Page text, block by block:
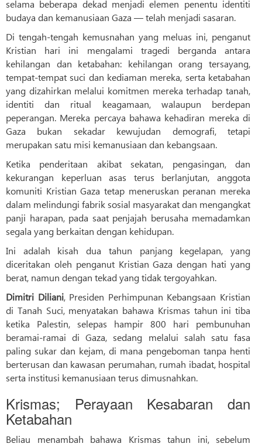
selama beberapa dekad menjadi elemen penentu identiti
budaya dan kemanusiaan Gaza — telah menjadi sasaran.
Di tengah-tengah kemusnahan yang meluas ini, penganut
Kristian hari ini mengalami tragedi berganda antara
kehilangan dan ketabahan: kehilangan orang tersayang,
tempat-tempat suci dan kediaman mereka, serta ketabahan
yang dizahirkan melalui komitmen mereka terhadap tanah,
identiti dan ritual keagamaan, walaupun berdepan
peperangan. Mereka percaya bahawa kehadiran mereka di
Gaza bukan sekadar kewujudan demografi, tetapi
merupakan satu misi kemanusiaan dan kebangsaan.
Ketika penderitaan akibat sekatan, pengasingan, dan
kekurangan keperluan asas terus berlanjutan, anggota
komuniti Kristian Gaza tetap meneruskan peranan mereka
dalam melindungi fabrik sosial masyarakat dan mengangkat
panji harapan, pada saat penjajah berusaha memadamkan
segala yang berkaitan dengan kehidupan.
Ini adalah kisah dua tahun panjang kegelapan, yang
diceritakan oleh penganut Kristian Gaza dengan hati yang
berat, namun dengan tekad yang tidak tergoyahkan.
Dimitri Diliani, Presiden Perhimpunan Kebangsaan Kristian
di Tanah Suci, menyatakan bahawa Krismas tahun ini tiba
ketika Palestin, selepas hampir 800 hari pembunuhan
beramai-ramai di Gaza, sedang melalui salah satu fasa
paling sukar dan kejam, di mana pengeboman tanpa henti
berterusan dan kawasan perumahan, rumah ibadat, hospital
serta institusi kemanusiaan terus dimusnahkan.
Krismas; Perayaan Kesabaran dan
Ketabahan
Beliau menambah bahawa Krismas tahun ini, sebelum